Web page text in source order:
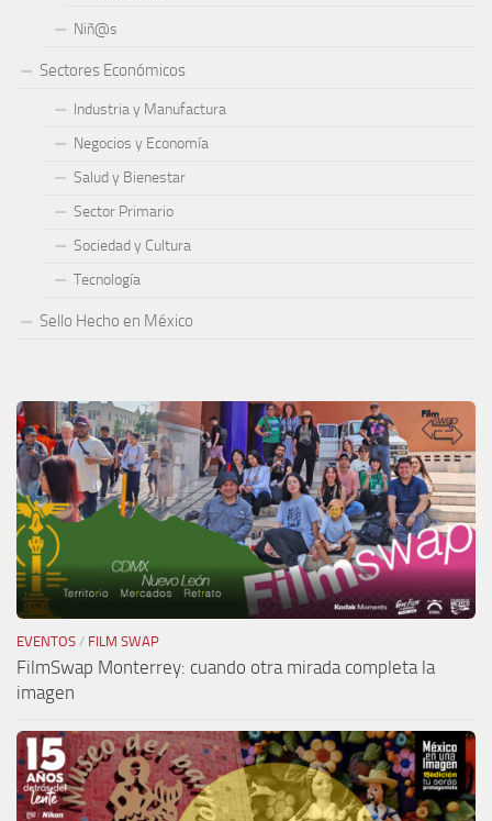
Niñ@s
Sectores Económicos
Industria y Manufactura
Negocios y Economía
Salud y Bienestar
Sector Primario
Sociedad y Cultura
Tecnología
Sello Hecho en México
EVENTOS / FILM SWAP
FilmSwap Monterrey: cuando otra mirada completa la
imagen